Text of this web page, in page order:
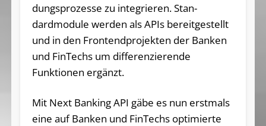
dungs­pro­zesse zu inte­grie­ren. Stan­
dardmodule wer­den als APIs be­reitge­stellt
und in den Front­end­projek­ten der Banken
und FinTechs um differen­zieren­de
Funktionen ergänzt.
Mit Next Banking API gäbe es nun erstmals
eine auf Banken und FinTechs optimierte